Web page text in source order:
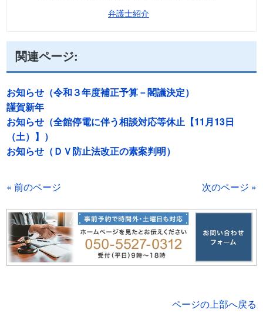
弁護士紹介
関連ページ:
お知らせ（令和３年度補正予算－閣議決定）
謹賀新年
お知らせ（全館停電に伴う相談対応等休止【11月13日
（土）】）
お知らせ（ＤＶ防止法改正の素案判明）
« 前のページ 次のページ »
ページの上部へ戻る